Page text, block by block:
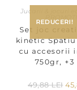
REDUCERI!
Jucarii & jocuri
Set joc
kinetic
cu accesorii
750gr, +3
49,88LEI